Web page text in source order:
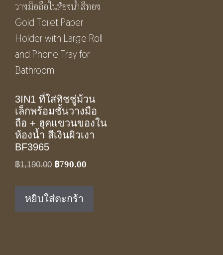
3IN1 ที่ใส่ทิชชู่ม้วน
เล็กพร้อมชั้นวางมือ
ถือ + ฮุคแขวนของใน
ห้องน้ำ สีเงินผิวเงา
BF3965
฿1,190.00 Original
฿1,190.00.
฿790.00
หยิบใส่ตะกร้า